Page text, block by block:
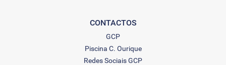
CONTACTOS
GCP
Piscina C. Ourique
Redes Sociais GCP